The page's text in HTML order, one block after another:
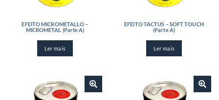
EFEITO MICROMETALLO –
MICROMETAL (Parte A)
Ler mais
EFEITO TACTUS – SOFT TOUCH
(Parte A)
Ler mais